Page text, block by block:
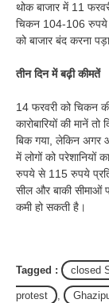
थोक बाजार में 11
चिकन 104-106 रुपये
को बाजार बंद करना
तीन दिन में बढ़ी कीमतें
14 फरवरी को चिकन
कारोबारियों की मानें
बिक गया, लेकिन अगर
में लोगों को परेशानियों
रुपये से 115 रुपये
सील और बाकी सीमाओं
कमी हो सकती है।
Tagged : closed
protest ,